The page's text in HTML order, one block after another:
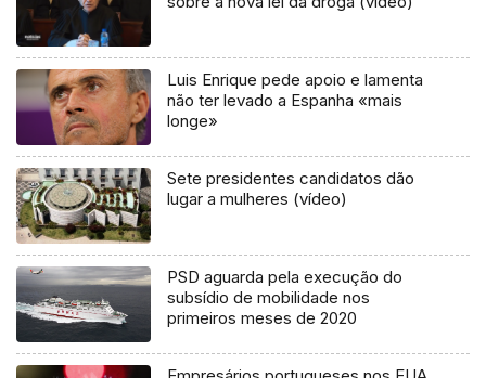
Luis Enrique pede apoio e lamenta
não ter levado a Espanha «mais
longe»
Sete presidentes candidatos dão
lugar a mulheres (vídeo)
PSD aguarda pela execução do
subsídio de mobilidade nos
primeiros meses de 2020